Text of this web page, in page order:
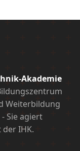
Akademie
Weiterbildung
Sie agiert
IHK.